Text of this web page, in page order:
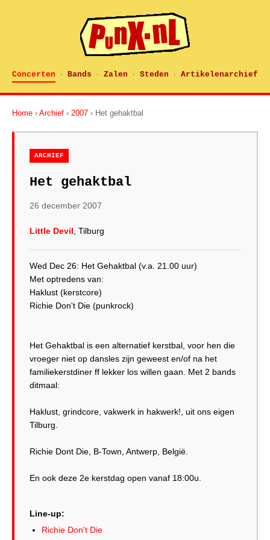
Concerten · Bands · Zalen · Steden · Artikelenarchief
Home › Archief › 2007 › Het gehaktbal
ARCHIEF
Het gehaktbal
26 december 2007
Little Devil , Tilburg
Wed Dec 26: Het Gehaktbal (v.a. 21.00 uur)
Met optredens van:
Haklust (kerstcore)
Richie Don't Die (punkrock)
Het Gehaktbal is een alternatief kerstbal, voor hen die
vroeger niet op dansles zijn geweest en/of na het
familiekerstdiner ff lekker los willen gaan. Met 2 bands
ditmaal:
Haklust, grindcore, vakwerk in hakwerk!, uit ons eigen
Tilburg.
Richie Dont Die, B-Town, Antwerp, België.
En ook deze 2e kerstdag open vanaf 18:00u.
Line-up:
Richie Don't Die